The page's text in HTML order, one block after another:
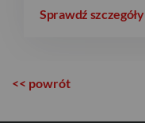
Sprawdź szczegóły
<< powrót